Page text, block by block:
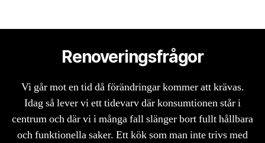
Renoveringsfrågor
Vi går mot en tid då förändringar kommer att krävas.
Idag så lever vi ett tidevarv där konsumtionen står i
centrum och där vi i många fall slänger bort fullt hållbara
och funktionella saker. Ett kök som man inte trivs med